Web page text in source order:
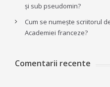
și sub pseudomin?
Cum se numește scriitorul
Academiei franceze?
Comentarii recente